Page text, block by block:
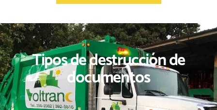
Tipos de destrucción de
documentos